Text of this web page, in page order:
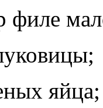
филе
яйца;